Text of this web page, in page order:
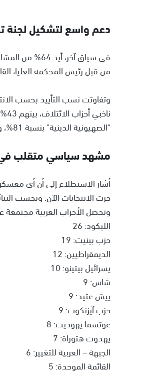
دعم واسع لتشكيل لجنة
من قبل رئيس المحكمة العليا، القاضي يتسحاق
"الصهيونية الدينية" بنسبة 81%، و68% من ناخبي حزب "عوتسما يهوديت".
مشهد سياسي متقلب في
وتحصل الأحزاب العربية مجتمعة على 11 مقعدًا. أما توزيع المقاعد المتوقع فكان
الليكود: 26
حزب بينيت: 19
الديمقراطيين: 12
يسرائيل بيتينو: 10
شاس: 9
ييش عتيد: 9
حزب آيزنكوت: 9
عوتسما يهوديت: 8
يهدوت هتوراة: 7
الجبهة – العربية للتغيير: 6
القائمة الموحدة: 5